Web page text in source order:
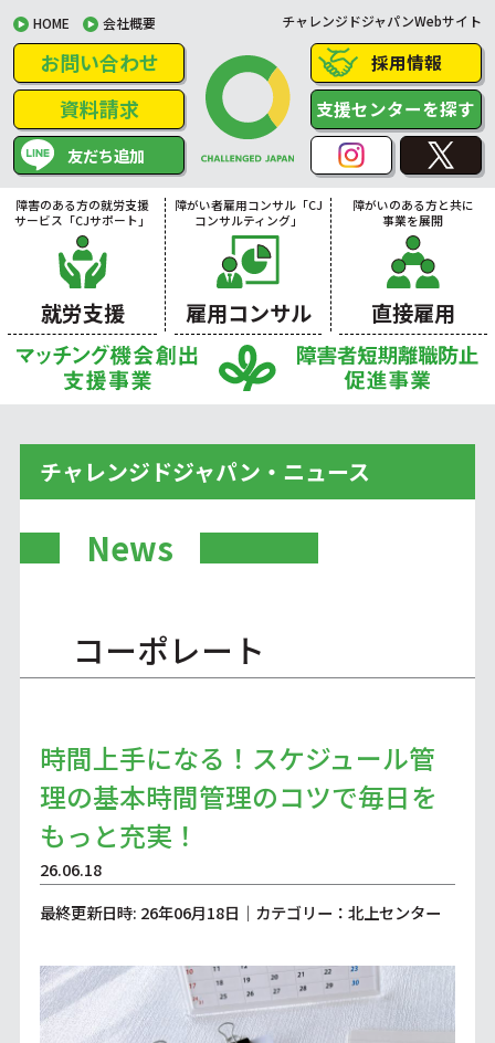
HOME 会社概要 チャレンジドジャパンWebサイト
お問い合わせ
資料請求
友だち追加
採用情報
支援センターを探す
障害のある方の就労支援
サービス「CJサポート」
就労支援
障がい者雇用コンサル「CJ
コンサルティング」
雇用コンサル
障がいのある方と共に
事業を展開
直接雇用
チャレンジドジャパン・ニュース
News
コーポレート
時間上手になる！スケジュール管
理の基本時間管理のコツで毎日を
もっと充実！
26.06.18
最終更新日時: 26年06月18日｜カテゴリー：北上センター